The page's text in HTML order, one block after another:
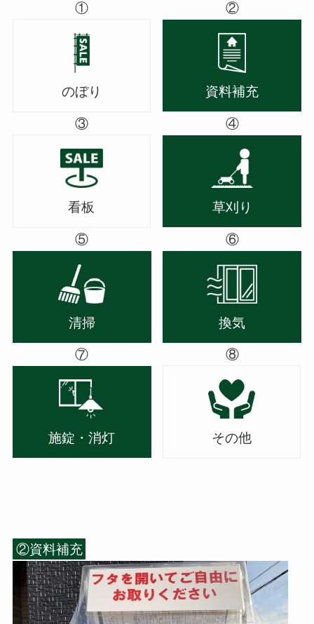
①
のぼり
②
資料補充
③
看板
④
草刈り
⑤
清掃
⑥
換気
⑦
施錠・消灯
⑧
その他
②資料補充